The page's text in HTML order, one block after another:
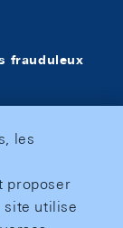
frauduleux
les
proposer
site utilise